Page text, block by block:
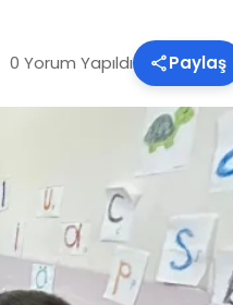
0 Yorum Yapıldı Paylaş